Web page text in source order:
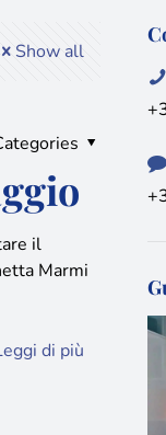
Show all
il
Marmi
di più